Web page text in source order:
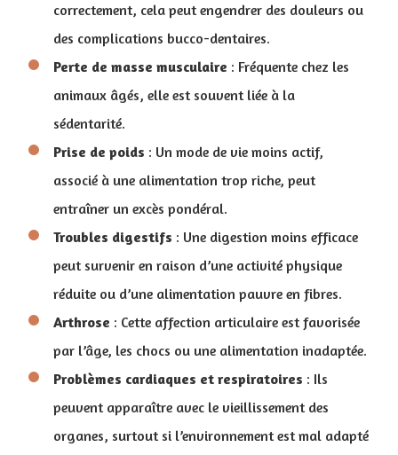
correctement, cela peut engendrer des douleurs ou
des complications bucco-dentaires.
Perte de masse musculaire : Fréquente chez les
animaux âgés, elle est souvent liée à la
sédentarité.
Prise de poids : Un mode de vie moins actif,
associé à une alimentation trop riche, peut
entraîner un excès pondéral.
Troubles digestifs : Une digestion moins efficace
peut survenir en raison d’une activité physique
réduite ou d’une alimentation pauvre en fibres.
Arthrose : Cette affection articulaire est favorisée
par l’âge, les chocs ou une alimentation inadaptée.
Problèmes cardiaques et respiratoires : Ils
peuvent apparaître avec le vieillissement des
organes, surtout si l’environnement est mal adapté